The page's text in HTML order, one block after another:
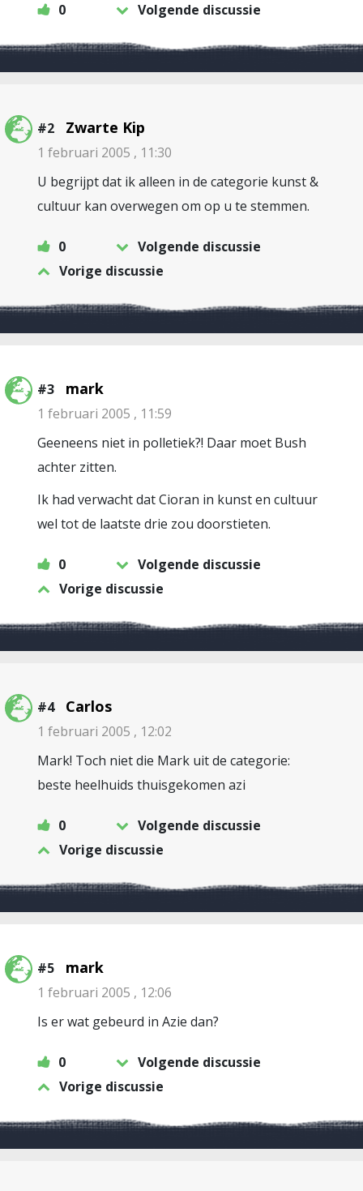
0 Volgende discussie
#2 Zwarte Kip
1 februari 2005 , 11:30
U begrijpt dat ik alleen in de categorie kunst &
cultuur kan overwegen om op u te stemmen.
0
Volgende discussie
Vorige discussie
#3 mark
1 februari 2005 , 11:59
Geeneens niet in polletiek?! Daar moet Bush
achter zitten.
Ik had verwacht dat Cioran in kunst en cultuur
wel tot de laatste drie zou doorstieten.
0
Volgende discussie
Vorige discussie
#4 Carlos
1 februari 2005 , 12:02
Mark! Toch niet die Mark uit de categorie:
beste heelhuids thuisgekomen azi
0
Volgende discussie
Vorige discussie
#5 mark
1 februari 2005 , 12:06
Is er wat gebeurd in Azie dan?
0
Volgende discussie
Vorige discussie